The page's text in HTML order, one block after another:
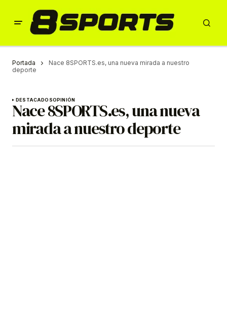
Portada
Nace 8SPORTS.es, una nueva mirada a nuestro
deporte
DESTACADOSOPINIÓN
Nace 8SPORTS.es, una nueva
mirada a nuestro deporte